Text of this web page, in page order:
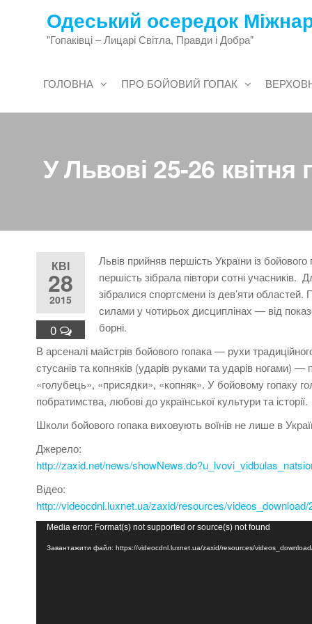
Одеський осередок
"Гопаківці – Лицарі Світла, Правди і Добра"
ГОЛОВНА ПРО БОЙОВИЙ ГОПАК
У Львові 25-26
КВІ
28
2015
0
Львів прийняв першість України із
першість зібрала півтори сотні учасників.
зібралися спортсмени із дев’яти областей.
силами у чотирьох дисциплінах — від
борні.
В арсеналі майстрів бойового гопака — рухи
стусанів та копняків (ударів руками та ударів ногами)
«голубець», «присядки», «копняк». У бойовому гопаку
побратимства, любові до української культури та історії.
Школи бойового гопака виховують воїнів не лише в
Джерело:
http://zaxid.net/news/
Відео:
http://videocdnl.luxnet.ua/zaxid/resources/
Відеопрогравач
Media error: Format(s) not supported or source(s) not found
Завантажити файл: https://videocdnl.luxnet.ua/zaxid/resources/